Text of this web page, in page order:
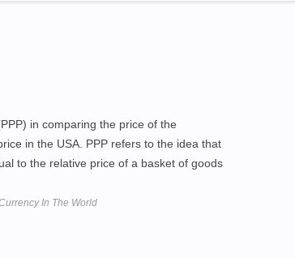
in comparing the price of the
in the USA. PPP refers to the idea that
to the relative price of a basket of goods
In The World